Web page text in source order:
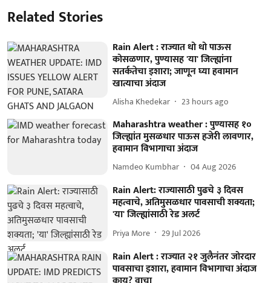
Related Stories
Rain Alert : राज्यात धो धो पाऊस
कोसळणार, पुण्यासह 'या' जिल्ह्यांना
सतर्कतेचा इशारा; जाणून घ्या हवामान
खात्याचा अंदाज
Alisha Khedekar 23 hours ago
Maharashtra weather : पुण्यासह १०
जिल्ह्यांत मुसळधार पाऊस हजेरी लावणार,
हवामान विभागाचा अंदाज
Namdeo Kumbhar 04 Aug 2026
Rain Alert: राज्यासाठी पुढचे ३ दिवस
महत्वाचे, अतिमुसळधार पावसाची शक्यता;
'या' जिल्ह्यांसाठी रेड अलर्ट
Priya More 29 Jul 2026
Rain Alert : राज्यात २१ जुलैनंतर जोरदार
पावसाचा इशारा, हवामान विभागाचा अंदाज